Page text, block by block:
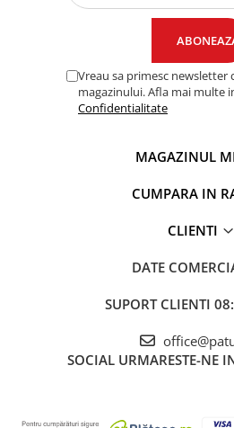
Vreau sa primesc newsletter
magazinului. Afla mai multe
Confidentialitate
MAGAZINUL
CUMPARA IN
CLIENTI
DATE
SUPORT CLIENTI
SOCIAL URMARESTE-NE